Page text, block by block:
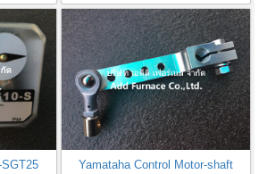
Pressure Gauge 0-10kPa,0-
100mBar
Yamataha Control Motor-shaft